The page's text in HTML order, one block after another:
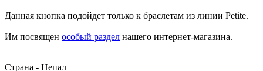
Данная кнопка подойдет только к браслетам из линии Petite.
Им посвящен особый раздел нашего интернет-магазина.
Страна - Непал